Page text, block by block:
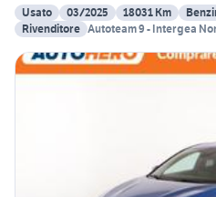
Usato
03/2025 18031 Km
Rivenditore Autoteam 9 - Intergea